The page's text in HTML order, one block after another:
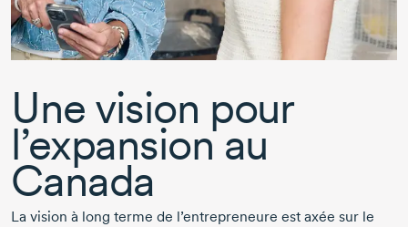
Une vision pour
l’expansion au
Canada
La vision à long terme de l’entrepreneure est axée sur le